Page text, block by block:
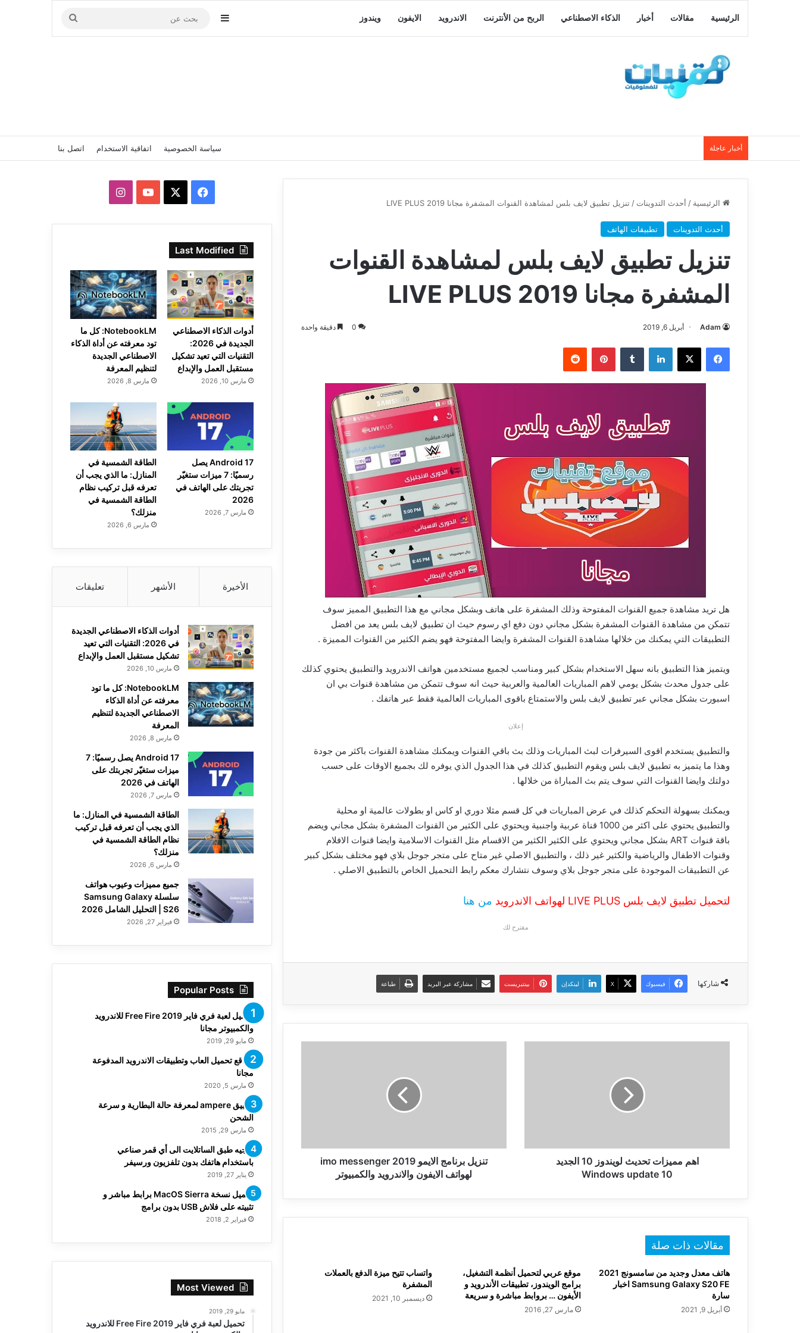
الرئيسية مقالات أخبار الذكاء الاصطناعي الربح من الأنترنت الاندرويد الايفون ويندوز إضافة عمود جانبي
بحث
عن
أخبار عاجلة سياسة الخصوصية اتفاقية الاستخدام اتصل بنا
الرئيسية / أحدث التدوينات / تنزيل تطبيق لايف بلس لمشاهدة القنوات المشفرة مجانا LIVE PLUS 2019
أحدث التدوينات تطبيقات الهاتف
تنزيل تطبيق لايف بلس لمشاهدة القنوات
المشفرة مجانا LIVE PLUS 2019
Adam أبريل 6, 2019 0 دقيقة واحدة
فيسبوك ‫X لينكدإن بينتيريست
هل تريد مشاهدة جميع القنوات المفتوحة وذلك المشفرة على هاتف وبشكل مجاني مع هذا التطبيق المميز سوف
تتمكن من مشاهدة القنوات المشفرة بشكل مجاني دون دفع اي رسوم حيث ان تطبيق لايف بلس يعد من افضل
التطبيقات التي يمكنك من خلالها مشاهدة القنوات المشفرة وايضا المفتوحة فهو يضم الكثير من القنوات المميزة .
ويتميز هذا التطبيق بانه سهل الاستخدام بشكل كبير ومناسب لجميع مستخدمين هواتف الاندرويد والتطبيق يحتوي كذلك
على جدول محدث بشكل يومي لاهم المباريات العالمية والعربية حيث انه سوف تتمكن من مشاهدة قنوات بي ان
اسبورت بشكل مجاني عبر تطبيق لايف بلس والاستمتاع باقوى المباريات العالمية فقط عبر هاتفك .
إعلان
والتطبيق يستخدم اقوى السيرفرات لبث المباريات وذلك بث باقي القنوات ويمكنك مشاهدة القنوات باكثر من جودة
وهذا ما يتميز به تطبيق لايف بلس ويقوم التطبيق كذلك في هذا الجدول الذي يوفره لك بجميع الاوقات على حسب
دولتك وايضا القنوات التي سوف يتم بث المباراة من خلالها .
ويمكنك بسهولة التحكم كذلك في عرض المباريات في كل قسم مثلا دوري او كاس او بطولات عالمية او محلية
والتطبيق يحتوي على اكثر من 1000 قناة عربية واجنبية ويحتوي على الكثير من القنوات المشفرة بشكل مجاني ويضم
باقة قنوات ART بشكل مجاني ويحتوي على الكثير الكثير من الاقسام مثل القنوات الاسلامية وايضا قنوات الافلام
وقنوات الاطفال والرياضية والكثير غير ذلك ، والتطبيق الاصلي غير متاح على متجر جوجل بلاي فهو مختلف بشكل كبير
عن التطبيقات الموجودة على متجر جوجل بلاي وسوف نتشارك معكم رابط التحميل الخاص بالتطبيق الاصلي .
لتحميل تطبيق لايف بلس LIVE PLUS لهواتف الاندرويد من هنا
مقترح لك
شاركها فيسبوك ‫X لينكدإن بينتيريست مشاركة عبر البريد طباعة
10
اهم مميزات تحديث لويندوز 10 الجديد
Windows update 10
والاندرويد
والكمبيوتر
تنزيل برنامج الايمو imo messenger 2019
لهواتف الايفون والاندرويد والكمبيوتر
مقالات ذات صلة
هاتف معدل وجديد من سامسونج 2021
Samsung Galaxy S20 FE اخبار
سارة
أبريل 9, 2021
موقع عربي لتحميل أنظمة التشغيل،
برامج الويندوز، تطبيقات الأندرويد و
الأيفون … بروابط مباشرة و سريعة
مارس 27, 2016
واتساب تتيح ميزة الدفع بالعملات
المشفرة
ديسمبر 10, 2021
فيسبوك ‫YouTubeانستقرام
Last Modified
أدوات الذكاء الاصطناعي
الجديدة في 2026:
التقنيات التي تعيد تشكيل
مستقبل العمل والإبداع
مارس 10, 2026
NotebookLM: كل ما
تود معرفته عن أداة الذكاء
الاصطناعي الجديدة
لتنظيم المعرفة
مارس 8, 2026
Android 17 يصل
رسميًا: 7 ميزات ستغيّر
تجربتك على الهاتف في
2026
مارس 7, 2026
الطاقة الشمسية في
المنازل: ما الذي يجب أن
تعرفه قبل تركيب نظام
الطاقة الشمسية في
منزلك؟
مارس 6, 2026
الأخيرة الأشهر تعليقات
أدوات الذكاء الاصطناعي الجديدة
في 2026: التقنيات التي تعيد
تشكيل مستقبل العمل والإبداع
مارس 10, 2026
NotebookLM: كل ما تود
معرفته عن أداة الذكاء
الاصطناعي الجديدة لتنظيم
المعرفة
مارس 8, 2026
Android 17 يصل رسميًا: 7
ميزات ستغيّر تجربتك على
الهاتف في 2026
مارس 7, 2026
الطاقة الشمسية في المنازل: ما
الذي يجب أن تعرفه قبل تركيب
نظام الطاقة الشمسية في
منزلك؟
مارس 6, 2026
جميع مميزات وعيوب هواتف
سلسلة Samsung Galaxy
S26 | التحليل الشامل 2026
فبراير 27, 2026
Popular Posts
تحميل لعبة فري فاير Free Fire 2019 للاندرويد
والكمبيوتر مجانا
مايو 29, 2019
مواقع تحميل العاب وتطبيقات الاندرويد المدفوعة
مجانا
مارس 5, 2020
تطبيق ampere لمعرفة حالة البطارية و سرعة
الشحن
مارس 29, 2015
توجيه طبق الساتلايت الى أي قمر صناعي
باستخدام هاتفك بدون تلفزيون ورسيفر
يناير 27, 2019
تحميل نسخة MacOS Sierra برابط مباشر و
تثبيته على فلاش USB بدون برامج
فبراير 2, 2018
Most Viewed
مايو 29, 2019
تحميل لعبة فري فاير Free Fire 2019 للاندرويد